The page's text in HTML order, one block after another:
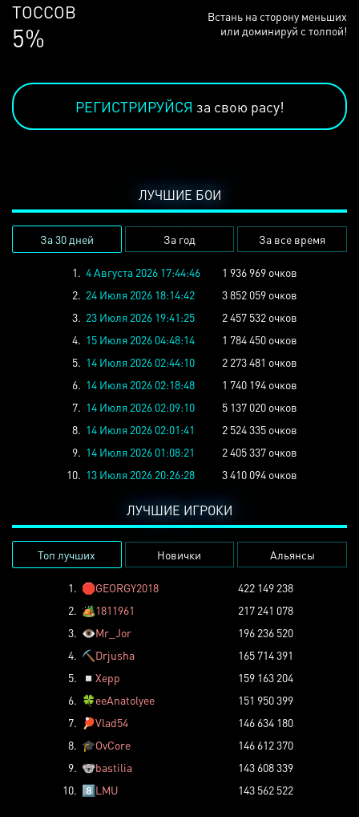
ЛЮДЕЙ
69%
Встань на сторону меньших
или доминируй с толпой!
РЕГИСТРИРУЙСЯ за свою расу!
ЛУЧШИЕ БОИ
За 30 дней За год За все время
1. 4 Августа 2026 17:44:46
1 936 969 очков
2. 24 Июля 2026 18:14:42
3 852 059 очков
3. 23 Июля 2026 19:41:25
2 457 532 очков
4. 15 Июля 2026 04:48:14
1 784 450 очков
5. 14 Июля 2026 02:44:10
2 273 481 очков
6. 14 Июля 2026 02:18:48
1 740 194 очков
7. 14 Июля 2026 02:09:10
5 137 020 очков
8. 14 Июля 2026 02:01:41
2 524 335 очков
9. 14 Июля 2026 01:08:21
2 405 337 очков
10. 13 Июля 2026 20:26:28 3 410 094 очков
ЛУЧШИЕ ИГРОКИ
Топ лучших Новички Альянсы
1. 🛑GEORGY2018
422 149 238
2. 🏕️1811961
217 241 078
3. 👁️Mr_Jor
196 236 520
4. ⛏️ Drjusha
165 714 391
5.
◽ Xepp
159 163 204
6. 🍀eeAnatolyee
151 950 399
7.
🏓Vlad54
146 634 180
8. 🎓OvCore
146 612 370
9. 🐨bastilia
143 608 339
10. 8️⃣LMU 143 562 522